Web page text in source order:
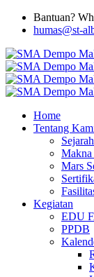
Bantuan?
humas@st-
Home
Tentang
Makna
Mars
Kegiatan
EDU
PPDB